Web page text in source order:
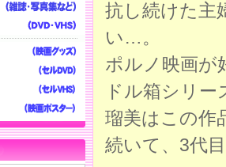
抗し続けた主
い…。
ポルノ映画が
ドル箱シリ
瑠美はこの作
続いて、3代